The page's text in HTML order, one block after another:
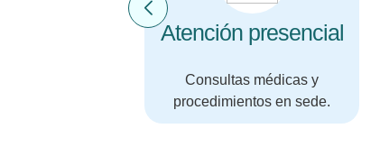
Atención presencial
Consultas médicas y
procedimientos en sede.